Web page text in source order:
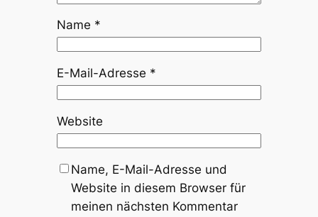
Name *
E-Mail-Adresse *
Website
Name, E-Mail-Adresse und
Website in diesem Browser für
meinen nächsten Kommentar